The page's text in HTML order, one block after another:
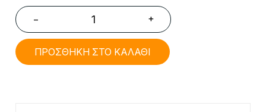
− +
ΠΡΟΣΘΗΚΗ ΣΤΟ ΚΑΛΑΘΙ